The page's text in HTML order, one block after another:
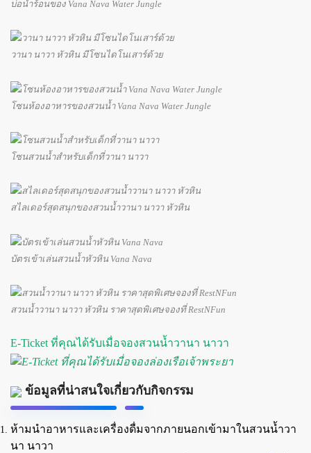
บ่อน้ำร้อนของ Vana Nava Water Jungle
วานา นาวา หัวหิน มีโซนไดโนเสาร์ด้วย
โซนห้องอาหารของสวนน้ำ Vana Nava Water Jungle
โซนสวนน้ำสำหรับเด็กที่วานา นาวา
สไลเดอร์สุดสนุกของสวนน้ำวานา นาวา หัวหิน
บัตรเข้าเล่นสวนน้ำหัวหิน Vana Nava
สวนน้ำวานา นาวา หัวหิน ราคาสุดพิเศษจองที่ RestNFun
E-Ticket ที่คุณได้รับเมื่อจองสวนน้ำวานา นาวา
ข้อมูลที่น่าสนใจเกี่ยวกับกิจกรรม
ห้ามนำอาหารและเครื่องดื่มจากภายนอกเข้ามาในสวนน้ำวา
นา นาวา